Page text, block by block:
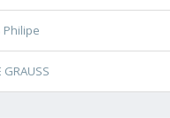
Philipe
GRAUSS